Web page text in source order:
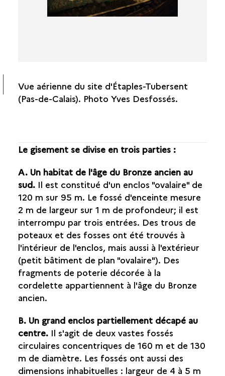
Vue aérienne du site d'Étaples-Tubersent
(Pas-de-Calais). Photo Yves Desfossés.
Le gisement se divise en trois parties :
A. Un habitat de l'âge du Bronze ancien au
sud.Il est constitué d'un enclos "ovalaire" de
120 m sur 95 m. Le fossé d'enceinte mesure
2 m de largeur sur 1 m de profondeur; il est
interrompu par trois entrées. Des trous de
poteaux et des fosses ont été trouvés à
l'intérieur de l'enclos, mais aussi à l'extérieur
(petit bâtiment de plan "ovalaire"). Des
fragments de poterie décorée à la
cordelette appartiennent à l'âge du Bronze
ancien.
B. Un grand enclos partiellement décapé au
centre.Il s'agit de deux vastes fossés
circulaires concentriques de 160 m et de 130
m de diamètre. Les fossés ont aussi des
dimensions inhabituelles : largeur de 4 à 5 m